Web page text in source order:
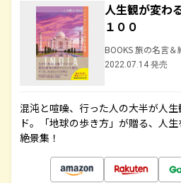
人生観が変わ
１００
BOOKS 旅の名言＆
2022.07.14 発売
混沌と喧噪、行った人の大半が人
ド。「地球の歩き方」が贈る、人
絶景集！